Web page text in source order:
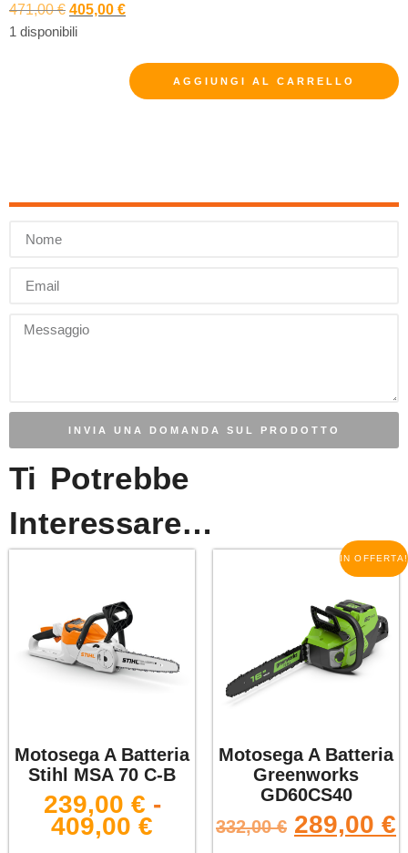
471,00€ 405,00 €
1 disponibili
AGGIUNGI AL CARRELLO
INVIA UNA DOMANDA SUL PRODOTTO
Ti Potrebbe
Interessare…
Motosega A Batteria
Stihl MSA 70 C-B
239,00 € -
409,00 €
IN OFFERTA!
Motosega A Batteria
Greenworks
GD60CS40
332,00€ 289,00 €